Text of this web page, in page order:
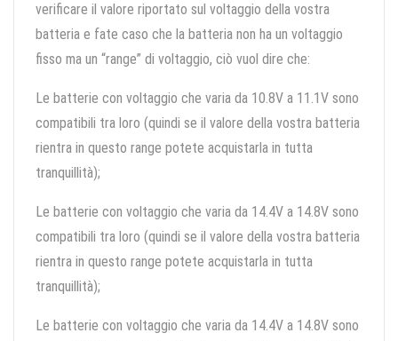
verificare il valore riportato sul voltaggio della vostra
batteria e fate caso che la batteria non ha un voltaggio
fisso ma un “range” di voltaggio, ciò vuol dire che:
Le batterie con voltaggio che varia da 10.8V a 11.1V sono
compatibili tra loro (quindi se il valore della vostra batteria
rientra in questo range potete acquistarla in tutta
tranquillità);
Le batterie con voltaggio che varia da 14.4V a 14.8V sono
compatibili tra loro (quindi se il valore della vostra batteria
rientra in questo range potete acquistarla in tutta
tranquillità);
Le batterie con voltaggio che varia da 14.4V a 14.8V sono